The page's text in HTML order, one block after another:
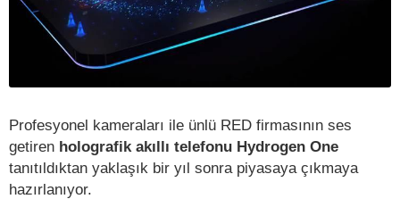
Profesyonel kameraları ile ünlü RED firmasının ses
getiren holografik akıllı telefonu Hydrogen One
tanıtıldıktan yaklaşık bir yıl sonra piyasaya çıkmaya
hazırlanıyor.